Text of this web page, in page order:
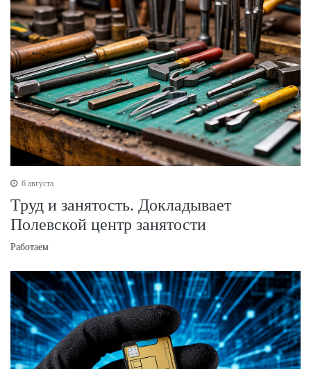
6 августа
Труд и занятость. Докладывает
Полевской центр занятости
Работаем